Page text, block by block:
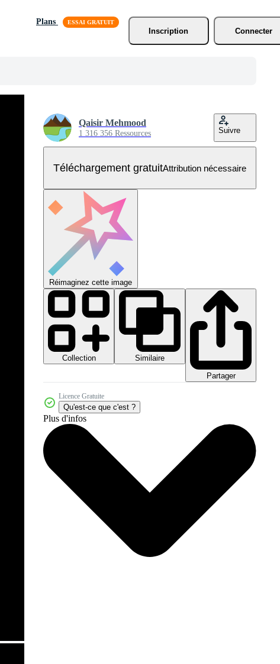
Plans
Inscription
Connecter
Qaisir Mehmood
1 316 356 Ressources Suivre
Téléchargement gratuitAttribution nécessaire
Réimaginez cette image
Collection
Similaire
Partager
Licence Gratuite
Qu'est-ce que c'est ?
Plus d'infos